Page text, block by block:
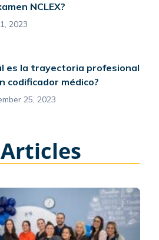
NCLEX?
2023
es la trayectoria profesional
codificador médico?
25, 2023